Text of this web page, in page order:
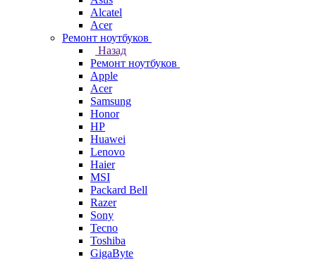
Alcatel
Acer
Ремонт ноутбуков
Назад
Ремонт ноутбуков
Apple
Acer
Samsung
Honor
HP
Huawei
Lenovo
Haier
MSI
Packard Bell
Razer
Sony
Tecno
Toshiba
GigaByte